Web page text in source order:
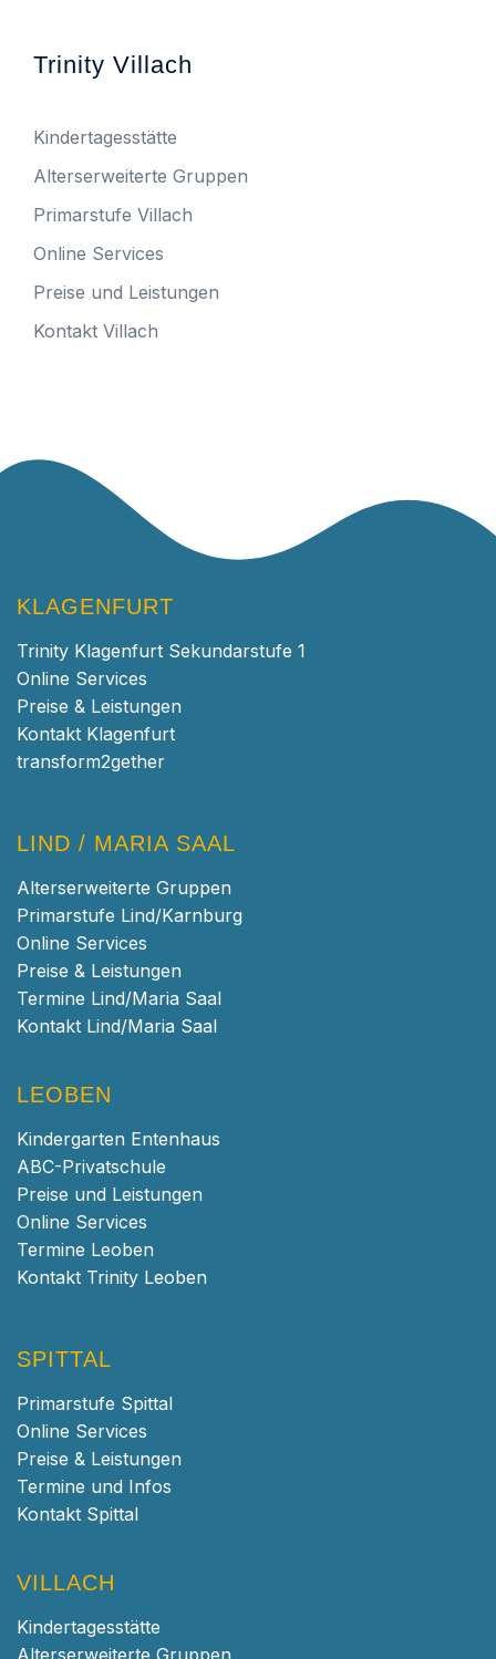
Trinity Villach
Kindertagesstätte
Alterserweiterte Gruppen
Primarstufe Villach
Online Services
Preise und Leistungen
Kontakt Villach
KLAGENFURT
Trinity Klagenfurt Sekundarstufe 1
Online Services
Preise & Leistungen
Kontakt Klagenfurt
transform2gether
LIND / MARIA SAAL
Alterserweiterte Gruppen
Primarstufe Lind/Karnburg
Online Services
Preise & Leistungen
Termine Lind/Maria Saal
Kontakt Lind/Maria Saal
LEOBEN
Kindergarten Entenhaus
ABC-Privatschule
Preise und Leistungen
Online Services
Termine Leoben
Kontakt Trinity Leoben
SPITTAL
Primarstufe Spittal
Online Services
Preise & Leistungen
Termine und Infos
Kontakt Spittal
VILLACH
Kindertagesstätte
Alterserweiterte Gruppen